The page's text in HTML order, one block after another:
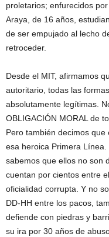
proletarios; enfurecidos
Araya, de 16 años,
de ser empujado al lecho
retroceder.
Desde el MIT, afirmamos
autoritario, todas las
absolutamente legítimas.
OBLIGACIÓN MORAL de
Pero también decimos
esa heroica Primera
sabemos que ellos no son
cuentan por cientos entre
oficialidad corrupta. Y no
DD-HH entre los pacos,
defiende con piedras y
su ira por 30 años de